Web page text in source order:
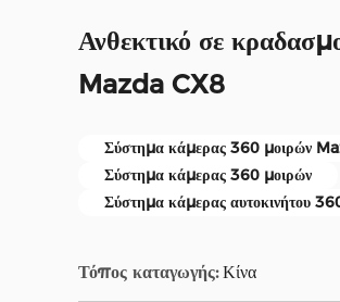
Ανθεκτικό σε
Mazda CX8
Σύστημα κάμερας 360 μοιρών
Σύστημα κάμερας 360 μοιρών
Σύστημα κάμερας αυτοκινήτου
Τόπος καταγωγής: Κίνα